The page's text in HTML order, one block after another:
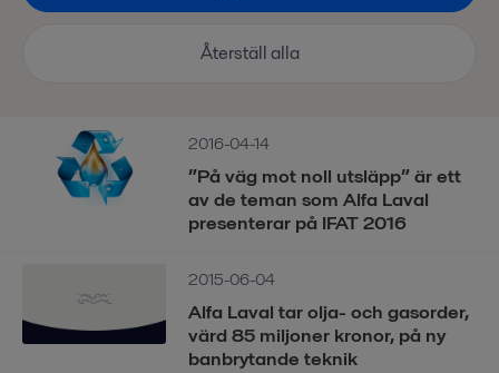
2016-04-14
”På väg mot noll utsläpp” är ett
av de teman som Alfa Laval
presenterar på IFAT 2016
2015-06-04
Alfa Laval tar olja- och gasorder,
värd 85 miljoner kronor, på ny
banbrytande teknik
Återställ alla